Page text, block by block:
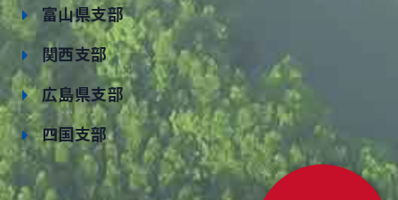
富山県支部
関西支部
広島県支部
四国支部